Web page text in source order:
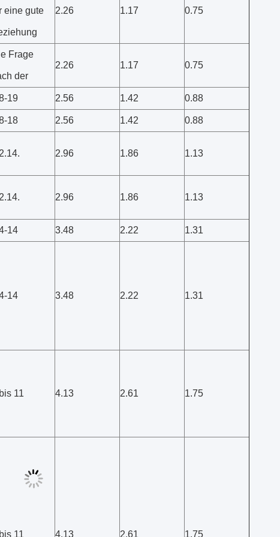
eine gute 2.26 1.17 0.75
Frage
der
2.26 1.17 0.75
19 2.56 1.42 0.88
18 2.56 1.42 0.88
2.96 1.86 1.13
2.96 1.86 1.13
14 3.48 2.22 1.31
14 3.48 2.22 1.31
11 4.13 2.61 1.75
11 4.13 2.61 1.75